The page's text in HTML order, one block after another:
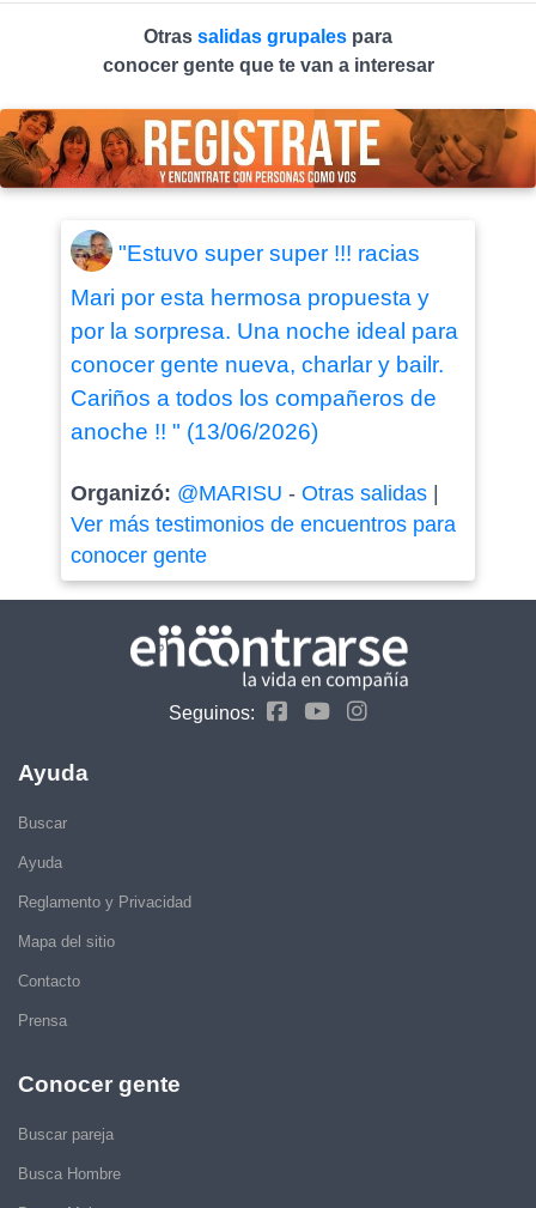
Otras salidas grupales para
conocer gente que te van a interesar
"Estuvo super super !!! racias
Mari por esta hermosa propuesta y
por la sorpresa. Una noche ideal para
conocer gente nueva, charlar y bailr.
Cariños a todos los compañeros de
anoche !! " (13/06/2026)
Organizó: @MARISU - Otras salidas|
Ver más testimonios de encuentros para
conocer gente
Seguinos:
Ayuda
Buscar
Ayuda
Reglamento y Privacidad
Mapa del sitio
Contacto
Prensa
Conocer gente
Buscar pareja
Busca Hombre